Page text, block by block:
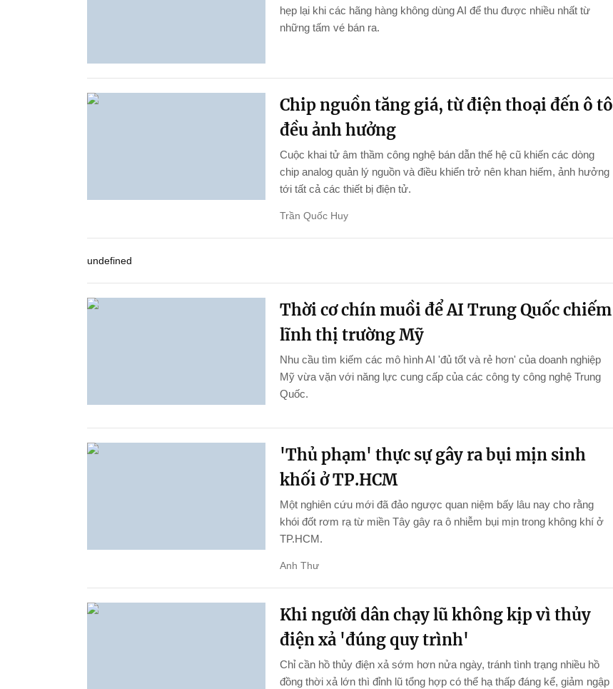
hẹp lại khi các hãng hàng không dùng AI để thu được nhiều nhất từ
những tấm vé bán ra.
Chip nguồn tăng giá, từ điện thoại đến ô tô
đều ảnh hưởng
Cuộc khai tử âm thầm công nghệ bán dẫn thế hệ cũ khiến các dòng
chip analog quản lý nguồn và điều khiển trở nên khan hiếm, ảnh hưởng
tới tất cả các thiết bị điện tử.
Trần Quốc Huy
undefined
Thời cơ chín muồi để AI Trung Quốc chiếm
lĩnh thị trường Mỹ
Nhu cầu tìm kiếm các mô hình AI 'đủ tốt và rẻ hơn' của doanh nghiệp
Mỹ vừa vặn với năng lực cung cấp của các công ty công nghệ Trung
Quốc.
'Thủ phạm' thực sự gây ra bụi mịn sinh
khối ở TP.HCM
Một nghiên cứu mới đã đảo ngược quan niệm bấy lâu nay cho rằng
khói đốt rơm rạ từ miền Tây gây ra ô nhiễm bụi mịn trong không khí ở
TP.HCM.
Anh Thư
Khi người dân chạy lũ không kịp vì thủy
điện xả 'đúng quy trình'
Chỉ cần hồ thủy điện xả sớm hơn nửa ngày, tránh tình trạng nhiều hồ
đồng thời xả lớn thì đỉnh lũ tổng hợp có thể hạ thấp đáng kể, giảm ngập